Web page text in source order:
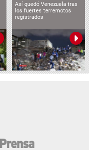
Así quedó Venezuela tras
los fuertes terremotos
registrados